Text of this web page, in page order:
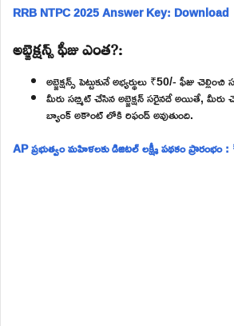
RRB NTPC 2025 Answer Key: Download
అబ్జెక్షన్స్ ఫీజు ఎంత?:
అబ్జెక్షన్స్ పెట్టుకునే అభ్యర్థులు ₹50/- ఫీజు
మీరు సబ్మిట్ చేసిన అబ్జెక్షన్ సరైనదే అయితే, మీరు
బ్యాంక్ అకౌంట్ లోకి రిఫండ్ అవుతుంది.
AP ప్రభుత్వం మహిళలకు డిజిటల్ లక్ష్మీ పథకం ప్రారంభం